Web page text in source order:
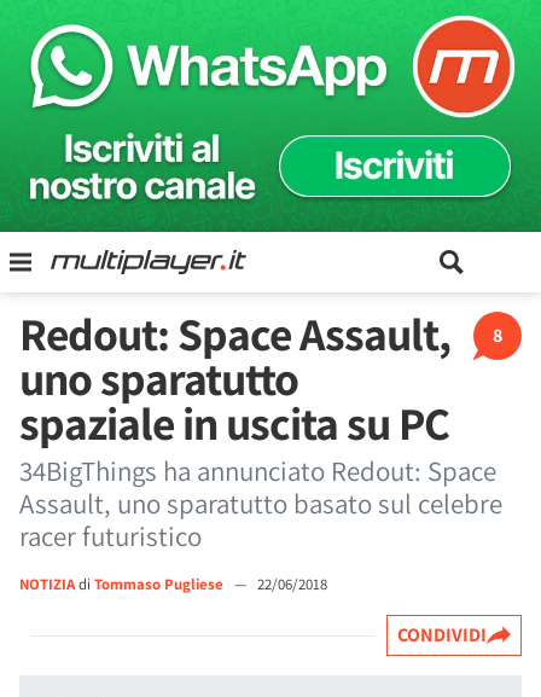
8
Redout: Space Assault,
uno sparatutto
spaziale in uscita su PC
34BigThings ha annunciato Redout: Space
Assault, uno sparatutto basato sul celebre
racer futuristico
NOTIZIAdi Tommaso Pugliese — 22/06/2018
CONDIVIDI